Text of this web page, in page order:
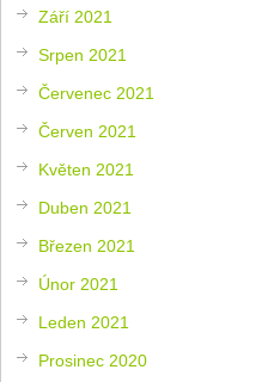
Září 2021
Srpen 2021
Červenec 2021
Červen 2021
Květen 2021
Duben 2021
Březen 2021
Únor 2021
Leden 2021
Prosinec 2020